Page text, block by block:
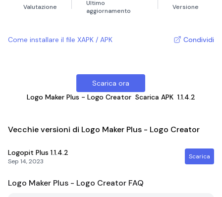
Valutazione
Ultimo
aggiornamento
Versione
Come installare il file XAPK / APK Condividi
Scarica ora
Logo Maker Plus - Logo Creator Scarica APK 1.1.4.2
Vecchie versioni di Logo Maker Plus - Logo Creator
Logopit Plus 1.1.4.2
Sep 14, 2023
Scarica
Logo Maker Plus - Logo Creator FAQ